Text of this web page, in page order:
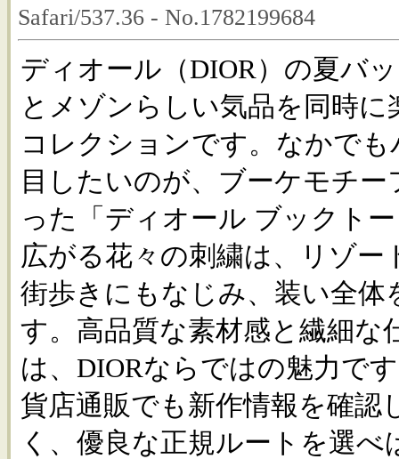
Safari/537.36 - No.1782199684
ディオール（DIOR）の夏バ
とメゾンらしい気品を同時に
コレクションです。なかで
目したいのが、ブーケモチー
った「ディオール ブックト
広がる花々の刺繍は、リゾー
街歩きにもなじみ、装い全
す。高品質な素材感と繊細な
は、DIORならではの魅力で
貨店通販でも新作情報を確認
く、優良な正規ルートを選